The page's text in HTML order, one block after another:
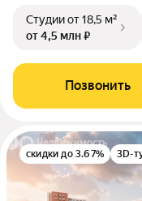
Студииот 18,5 м²
от 4,5 млн ₽
Позвонить
скидки до 3.67% 3D-